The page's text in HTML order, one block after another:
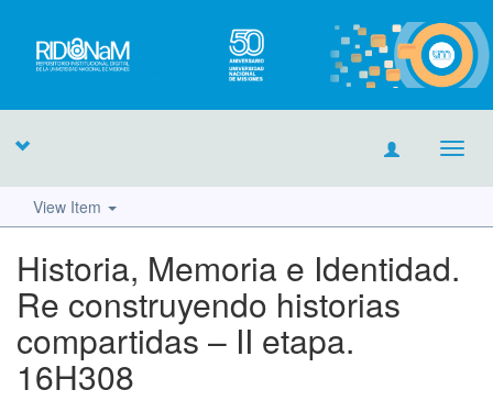
View Item
Historia, Memoria e Identidad.
Re construyendo historias
compartidas – II etapa.
16H308